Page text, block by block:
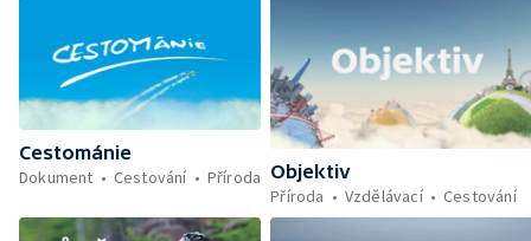
Cestománie
Dokument
Cestování Příroda Objektiv
Příroda
Vzdělávací Cestování